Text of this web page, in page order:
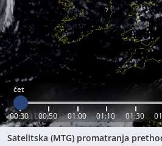
čet
00:30 00:50 01:00 01:10 01:30
Satelitska (MTG) promatranja